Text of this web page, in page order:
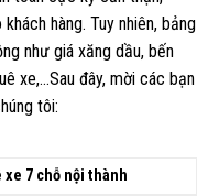
hàng. Tuy nhiên, bảng
như giá xăng dầu, bến
xe,…Sau đây, mời các bạn
tôi:
xe 7 chỗ nội thành